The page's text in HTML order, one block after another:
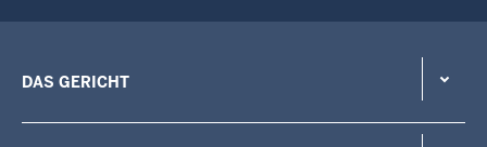
DAS GERICHT